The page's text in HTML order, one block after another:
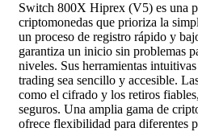
Switch 800X Hiprex (V5) es una
criptomonedas que prioriza la
un proceso de registro rápido y
garantiza un inicio sin problemas
niveles. Sus herramientas
trading sea sencillo y accesible.
como el cifrado y los retiros
seguros. Una amplia gama de
ofrece flexibilidad para diferentes